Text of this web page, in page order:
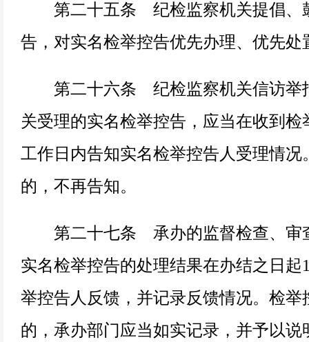
第二十五条 纪检监察机关提倡、
告，对实名检举控告优先办理、优先处
第二十六条 纪检监察机关信访举
关受理的实名检举控告，应当在收到检
工作日内告知实名检举控告人受理情况
的，不再告知。
第二十七条 承办的监督检查、审
实名检举控告的处理结果在办结之日起
举控告人反馈，并记录反馈情况。检举
的，承办部门应当如实记录，并予以说